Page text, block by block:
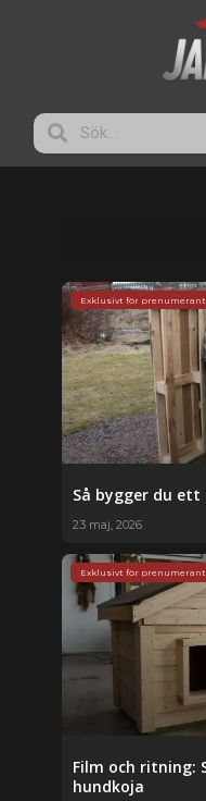
Exklusivt för
Så bygger du
23 maj, 2026
Exklusivt för
Film och ritning:
hundkoja